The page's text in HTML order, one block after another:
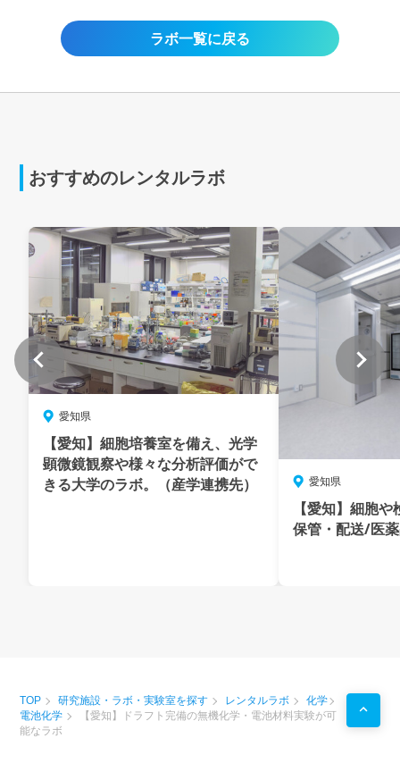
ラボ一覧に戻る
おすすめのレンタルラボ
愛知県
【愛知】細胞培養室を備え、光学
顕微鏡観察や様々な分析評価がで
きる大学のラボ。（産学連携先）
愛知県
【愛知】細胞
保管・配送/医
TOP 研究施設・ラボ・実験室を探す レンタルラボ
化学
電池化学
【愛知】ドラフト完備の無機化学・電池材料実験が可
能なラボ